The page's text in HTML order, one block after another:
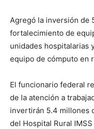
Agregó la inversión de
fortalecimiento de
unidades hospitalarias
equipo de cómputo en
El funcionario federal
de la atención a
invertirán 5.4 millones
del Hospital Rural